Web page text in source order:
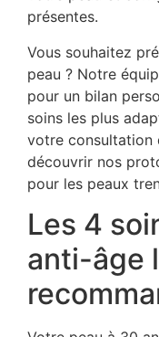
présentes.
Vous souhaitez
peau ? Notre
pour un bilan
soins les plus
votre consultation
découvrir nos
pour les peaux
Les 4
anti-âge